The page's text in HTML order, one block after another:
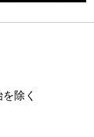
除く